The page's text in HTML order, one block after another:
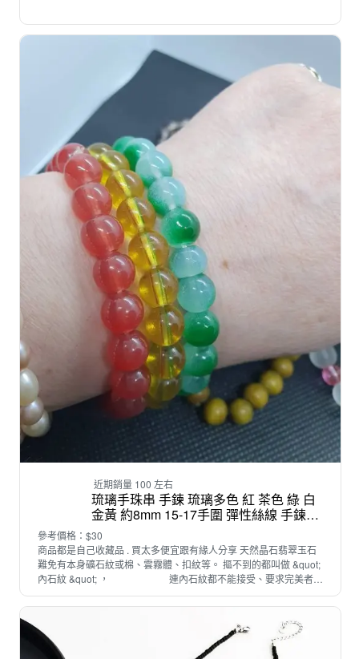
近期銷量 100 左右
琉璃手珠串 手鍊 琉璃多色 紅 茶色 綠 白
金黃 約8mm 15-17手圍 彈性絲線 手鍊
手鐲 手串
參考價格：$30
商品都是自己收藏品 . 買太多便宜跟有緣人分享 天然晶石翡翠玉石
難免有本身礦石紋或棉、雲霧體、扣紋等。 摳不到的都叫做 &quot;
內石紋 &quot; ， 連內石紋都不能接受、要求完美者請
勿下標，謝謝。 銀飾品戴久會有氧化問題 . 如有氧化變黑 . 可使用銀
飾布擦拭或使用牙膏刷洗 . 沒配戴時請裝袋收藏 有問題歡迎提問，
商品皆無修圖，燈光關係皆有些微色差， 不介意再購買哦。 如有贈
品為闆娘一點點心意，若不喜歡無法退換。 也請各位買家勿隨意棄
標。謝謝 !!!